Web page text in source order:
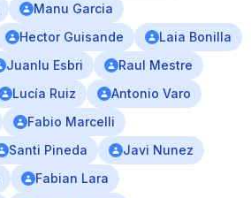
Manu Garcia
Hector Guisande
Laia Bonilla
Juanlu Esbri
Raul Mestre
Lucía Ruiz
Antonio Varo
Fabio Marcelli
Santi Pineda
Javi Nunez
Fabian Lara